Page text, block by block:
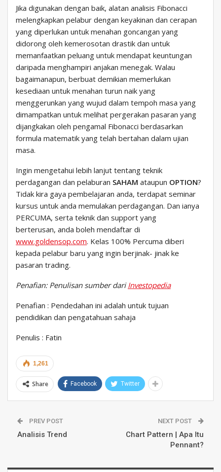
Jika digunakan dengan baik, alatan analisis Fibonacci
melengkapkan pelabur dengan keyakinan dan cerapan
yang diperlukan untuk menahan goncangan yang
didorong oleh kemerosotan drastik dan untuk
memanfaatkan peluang untuk mendapat keuntungan
daripada menghampiri anjakan menegak. Walau
bagaimanapun, berbuat demikian memerlukan
kesediaan untuk menahan turun naik yang
menggerunkan yang wujud dalam tempoh masa yang
dimampatkan untuk melihat pergerakan pasaran yang
dijangkakan oleh pengamal Fibonacci berdasarkan
formula matematik yang telah bertahan dalam ujian
masa.
Ingin mengetahui lebih lanjut tentang teknik
perdagangan dan pelaburan SAHAM ataupun OPTION?
Tidak kira gaya pembelajaran anda, terdapat seminar
kursus untuk anda memulakan perdagangan. Dan ianya
PERCUMA, serta teknik dan support yang
berterusan, anda boleh mendaftar di
www.goldensop.com. Kelas 100% Percuma diberi
kepada pelabur baru yang ingin berjinak- jinak ke
pasaran trading.
Penafian: Penulisan sumber dariInvestopedia
Penafian : Pendedahan ini adalah untuk tujuan
pendidikan dan pengatahuan sahaja
Penulis : Fatin
1,261
Share Facebook Twitter
PREV POST
Analisis Trend
NEXT POST
Chart Pattern | Apa Itu
Pennant?